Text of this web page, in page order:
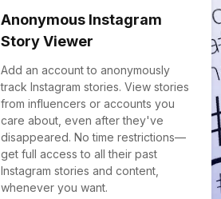
Anonymous Instagram
Story Viewer
Add an account to anonymously
track Instagram stories. View stories
from influencers or accounts you
care about, even after they've
disappeared. No time restrictions—
get full access to all their past
Instagram stories and content,
whenever you want.